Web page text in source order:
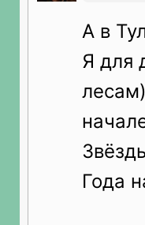
А в
Я для
Года